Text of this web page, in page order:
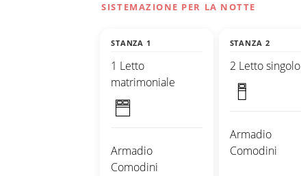
SISTEMAZIONE PER LA NOTTE
STANZA 1
1 Letto
matrimoniale
Armadio
Comodini
STANZA 2
2 Letto singolo
Armadio
Comodini